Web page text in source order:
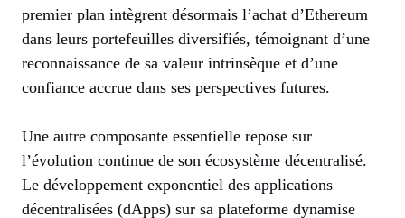
premier plan intègrent désormais l’achat d’Ethereum
dans leurs portefeuilles diversifiés, témoignant d’une
reconnaissance de sa valeur intrinsèque et d’une
confiance accrue dans ses perspectives futures.
Une autre composante essentielle repose sur
l’évolution continue de son écosystème décentralisé.
Le développement exponentiel des applications
décentralisées (dApps) sur sa plateforme dynamise